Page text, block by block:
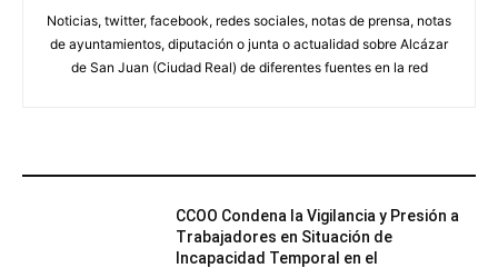
Noticias, twitter, facebook, redes sociales, notas de prensa, notas
de ayuntamientos, diputación o junta o actualidad sobre Alcázar
de San Juan (Ciudad Real) de diferentes fuentes en la red
CCOO Condena la Vigilancia y Presión a
Trabajadores en Situación de
Incapacidad Temporal en el